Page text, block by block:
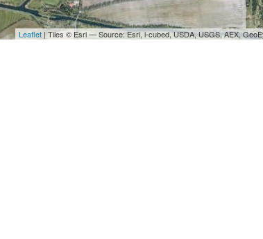
Leaflet | Tiles © Esri — Source: Esri, i-cubed, USDA, USGS, AEX,